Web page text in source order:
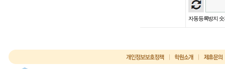
자동등록방지